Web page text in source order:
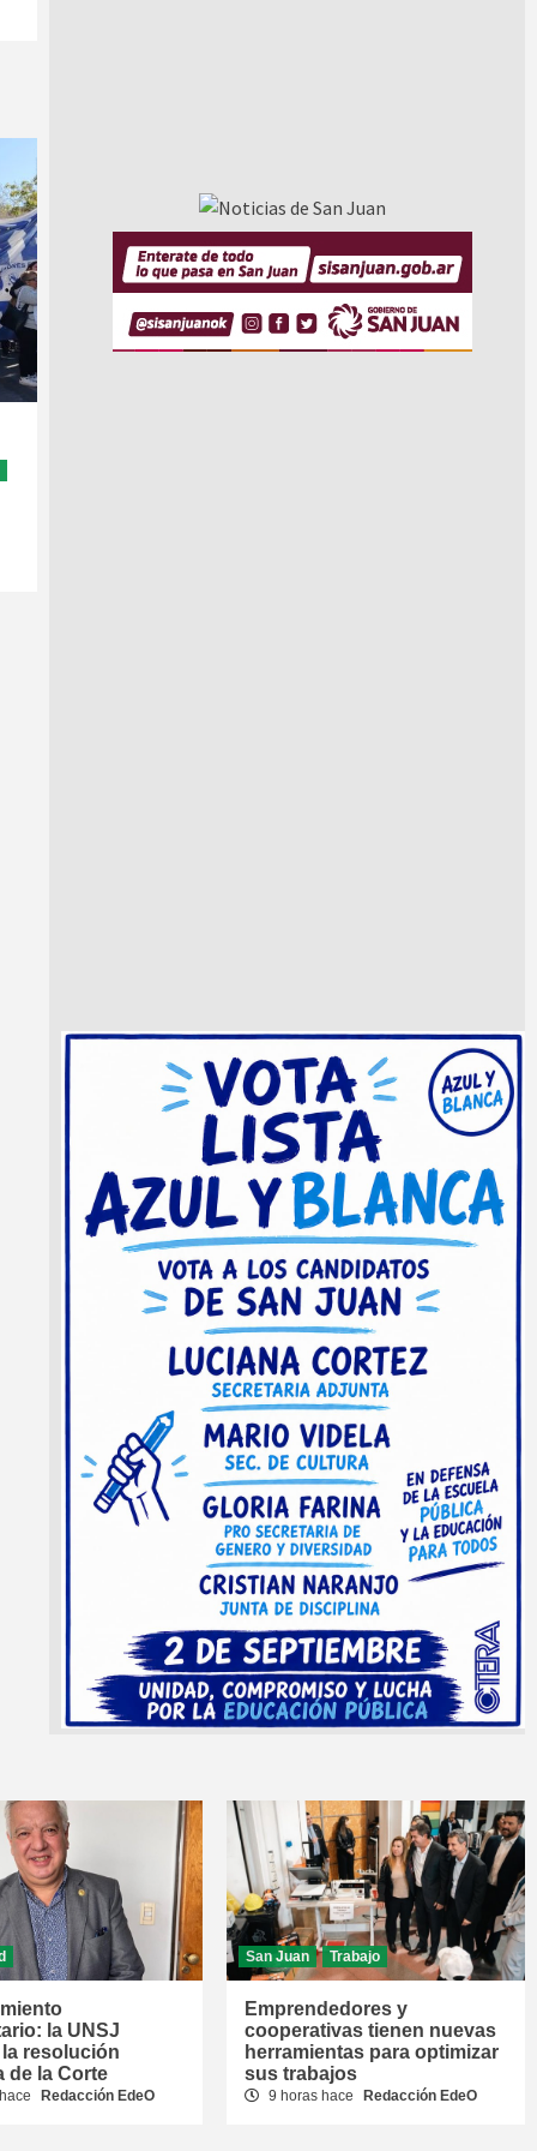
la UNSJ
resolución
de la Corte
Redacción EdeO
San Juan Trabajo
Emprendedores y
cooperativas tienen nuevas
herramientas para optimizar
sus trabajos
9 horas hace Redacción EdeO